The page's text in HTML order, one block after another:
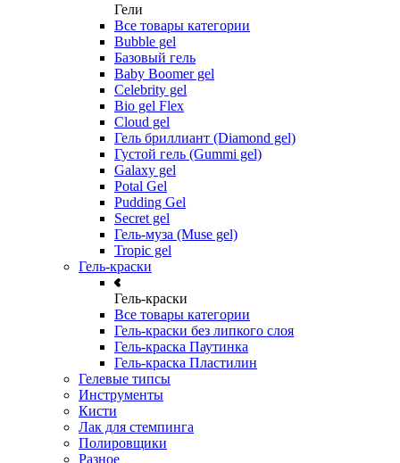
Гели
Все товары категории
Bubble gel
Базовый гель
Baby Boomer gel
Celebrity gel
Bio gel Flex
Cloud gel
Гель бриллиант (Diamond gel)
Густой гель (Gummi gel)
Galaxy gel
Potal Gel
Pudding Gel
Secret gel
Гель-муза (Muse gel)
Tropic gel
Гель-краски
Гель-краски
Все товары категории
Гель-краски без липкого слоя
Гель-краска Паутинка
Гель-краска Пластилин
Гелевые типсы
Инструменты
Кисти
Лак для стемпинга
Полировщики
Разное